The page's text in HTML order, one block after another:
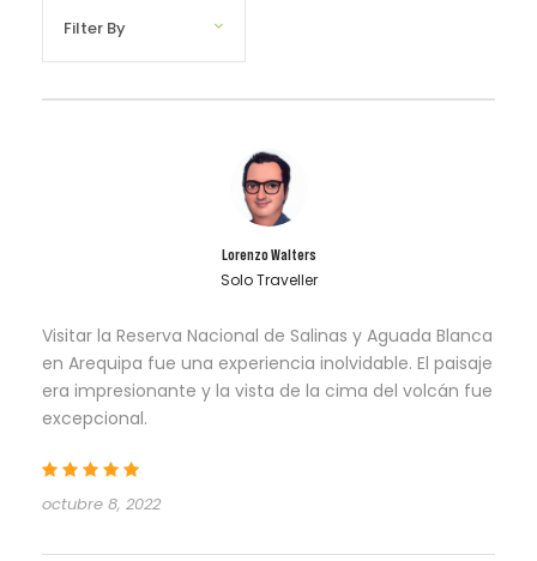
Lorenzo Walters
Solo Traveller
Visitar la Reserva Nacional de Salinas y Aguada Blanca
en Arequipa fue una experiencia inolvidable. El paisaje
era impresionante y la vista de la cima del volcán fue
excepcional.
octubre 8, 2022